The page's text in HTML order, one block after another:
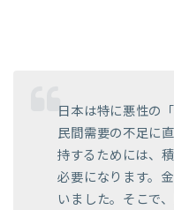
日本は特に悪性の
民間需要の不足に
持するためには、
必要になります。
いました。そこで